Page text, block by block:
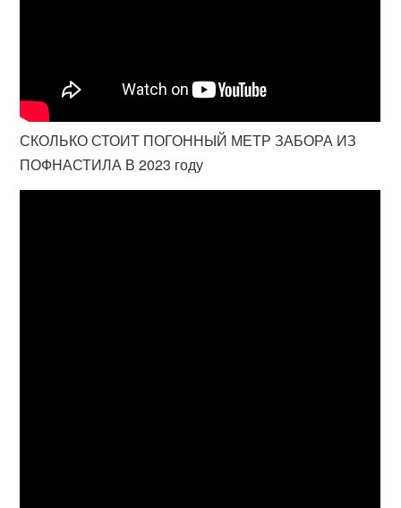
СКОЛЬКО СТОИТ ПОГОННЫЙ МЕТР ЗАБОРА ИЗ
ПОФНАСТИЛА В 2023 году